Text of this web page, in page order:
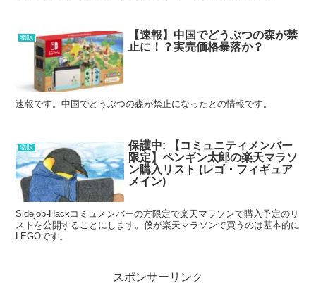
物販
【速報】中国でどうぶつの森が禁
止に！？実売価格暴落か？
速報です。中国でどうぶつの森が禁止になったとの情報です。
物販
保護中: 【コミュニティメンバー
限定】ペンギン太郎の楽天マラソ
ン購入リスト (レゴ・フィギュア
メイン)
Sidejob-Hackコミュメンバーの方限定で楽天マラソンで購入予定のリ
ストを公開することにします。僕が楽天マラソンで買うのは基本的に
LEGOです。
スポンサーリンク